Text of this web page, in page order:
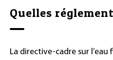
Quelles
La directive-cadre sur